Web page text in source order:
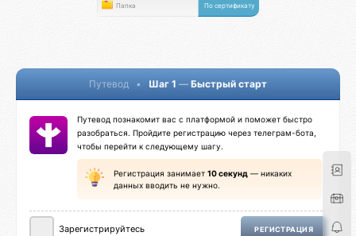
Папка По сертификату
Путевод • Шаг 1 — Быстрый старт
Путевод познакомит вас с платформой и поможет быстро
разобраться. Пройдите регистрацию через телеграм-бота,
чтобы перейти к следующему шагу.
Регистрация занимает 10 секунд — никаких
данных вводить не нужно.
Зарегистрируйтесь РЕГИСТРАЦИЯ